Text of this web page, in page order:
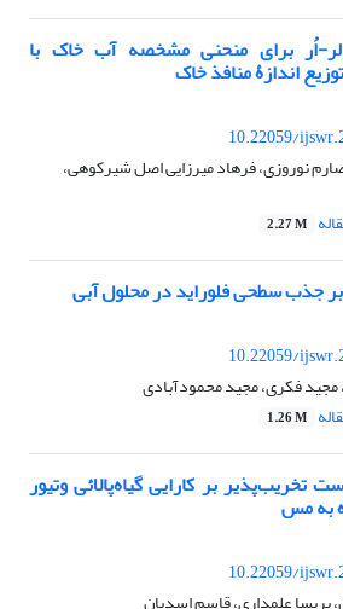
اُر برای منحنی مشخصه آب خاک با
اندازۀ منافذ خاک
10.22059/
نوروزی، فرهاد میرزایی اصل شیرکوهی،
2.27 M
بر جذب سطحی فلوراید در محلول آبی
10.22059/
مجید فکری، مجید محمودآبادی
1.26 M
تخریب‌پذیر بر کارایی گیاه‌پالائی وتیور
به مس
10.22059/